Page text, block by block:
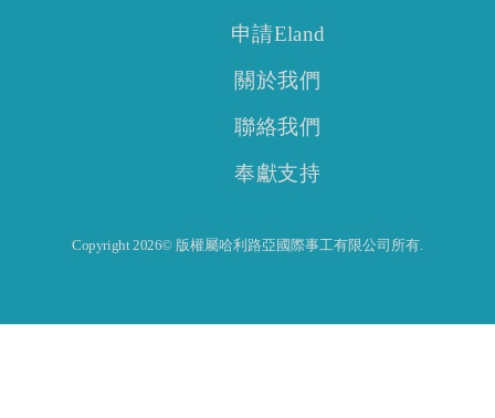
申請Eland
關於我們
聯絡我們
奉獻支持
Copyright 2026© 版權屬哈利路亞國際事工有限公司所有.